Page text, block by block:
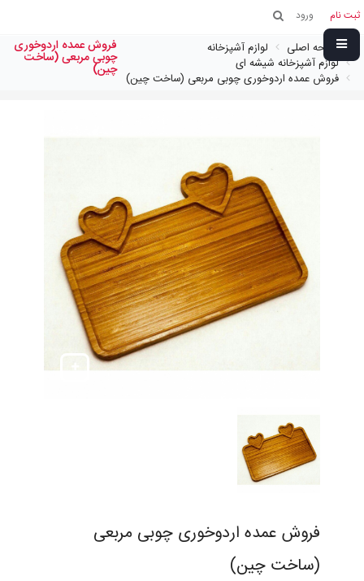
ثبت نام ورود
صفحه اصلی
لوازم آشپزخانه
لوازم آشپزخانه شیشه ای
فروش عمده اردوخوری چوبی مربعی (ساخت چین)
فروش عمده اردوخوری
چوبی مربعی (ساخت
چین)
فروش عمده اردوخوری چوبی مربعی
(ساخت چین)